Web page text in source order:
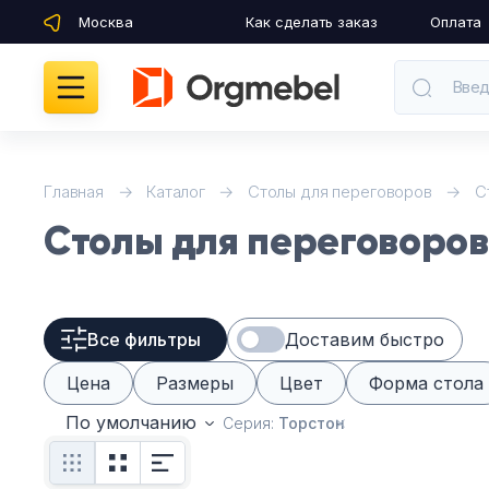
Главная Каталог Столы для переговоров
Столы для
Все фильтры
Доставим быстро
Цена
Размеры Цвет Форма стола
Серия: Торстон
По умолчанию
Москва Оплата
Как сделать заказ
Кабинеты руководителя
Мебель для персонала
Стойки ресепшн
Офисные кресла и стулья
Офисные столы